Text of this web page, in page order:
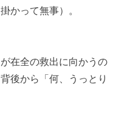
かって無事）。
在全の救出に向かうの
後から「何、うっとり